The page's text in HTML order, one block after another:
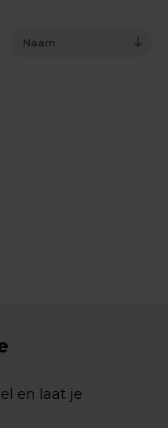
Naam
en laat je